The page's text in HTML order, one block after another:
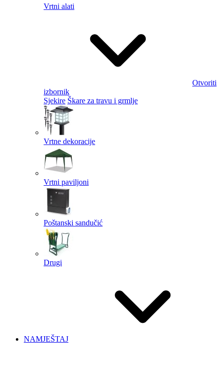
Vrtni alati
Otvoriti
izbornik
Sjekire Škare za travu i grmlje
Vrtne dekoracije
Vrtni paviljoni
Poštanski sandučić
Drugi
NAMJEŠTAJ